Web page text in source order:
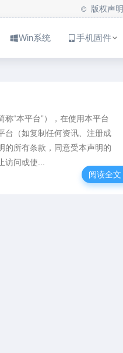
版权声明
Win系统 手机固件
“本平台”），在使用本平台
台（如复制任何资讯、注册成
的所有条款，同意受本声明的
问或使...
阅读全文